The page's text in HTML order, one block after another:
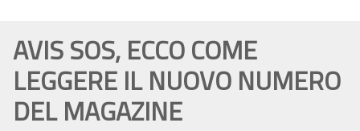
AVIS SOS, ECCO COME
LEGGERE IL NUOVO NUMERO
DEL MAGAZINE